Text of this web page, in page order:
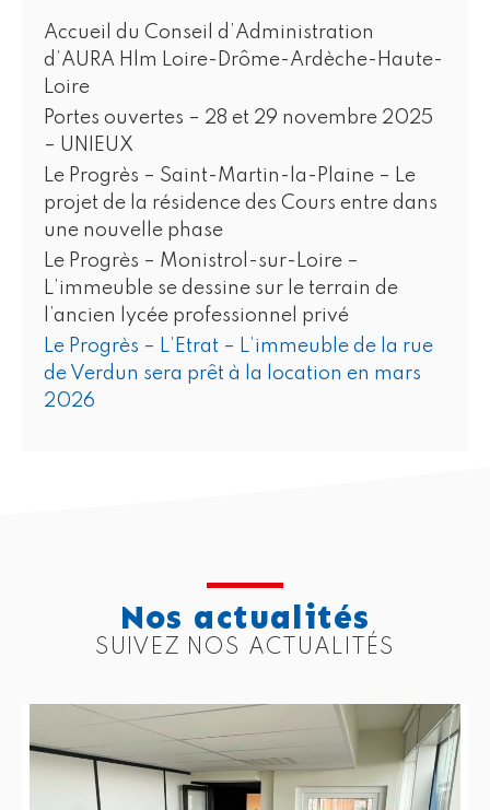
Accueil du Conseil d’Administration
d’AURA Hlm Loire-Drôme-Ardèche-Haute-
Loire
Portes ouvertes – 28 et 29 novembre 2025
– UNIEUX
Le Progrès – Saint-Martin-la-Plaine – Le
projet de la résidence des Cours entre dans
une nouvelle phase
Le Progrès – Monistrol-sur-Loire –
L’immeuble se dessine sur le terrain de
l’ancien lycée professionnel privé
Le Progrès – L’Etrat – L’immeuble de la rue
de Verdun sera prêt à la location en mars
2026
Nos actualités
SUIVEZ NOS ACTUALITÉS